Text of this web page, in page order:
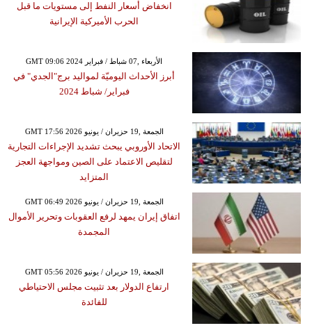
انخفاض أسعار النفط إلى مستويات ما قبل
الحرب الأميركية الإيرانية
GMT 09:06 2024 الأربعاء ,07 شباط / فبراير
أبرز الأحداث اليوميّة لمواليد برج"الجدي" في
فبراير/ شباط 2024
GMT 17:56 2026 الجمعة ,19 حزيران / يونيو
الاتحاد الأوروبي يبحث تشديد الإجراءات التجارية
لتقليص الاعتماد على الصين ومواجهة العجز
المتزايد
GMT 06:49 2026 الجمعة ,19 حزيران / يونيو
اتفاق إيران يمهد لرفع العقوبات وتحرير الأموال
المجمدة
GMT 05:56 2026 الجمعة ,19 حزيران / يونيو
ارتفاع الدولار بعد تثبيت مجلس الاحتياطي
للفائدة